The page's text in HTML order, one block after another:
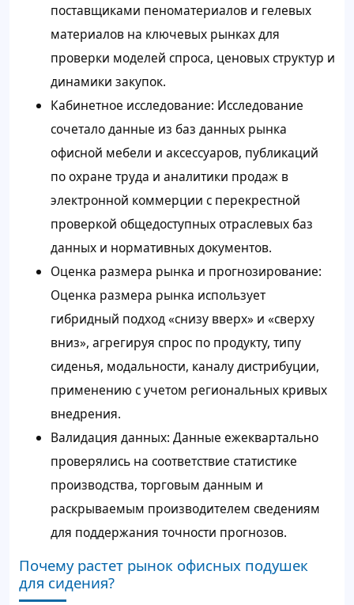
поставщиками пеноматериалов и гелевых
материалов на ключевых рынках для
проверки моделей спроса, ценовых структур и
динамики закупок.
Кабинетное исследование: Исследование
сочетало данные из баз данных рынка
офисной мебели и аксессуаров, публикаций
по охране труда и аналитики продаж в
электронной коммерции с перекрестной
проверкой общедоступных отраслевых баз
данных и нормативных документов.
Оценка размера рынка и прогнозирование:
Оценка размера рынка использует
гибридный подход «снизу вверх» и «сверху
вниз», агрегируя спрос по продукту, типу
сиденья, модальности, каналу дистрибуции,
применению с учетом региональных кривых
внедрения.
Валидация данных: Данные ежеквартально
проверялись на соответствие статистике
производства, торговым данным и
раскрываемым производителем сведениям
для поддержания точности прогнозов.
Почему растет рынок офисных подушек
для сидения?